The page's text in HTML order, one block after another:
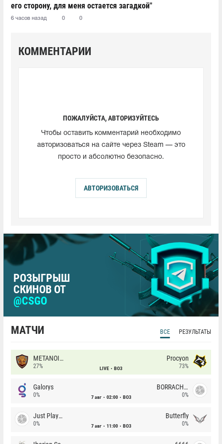
его сторону, для меня остается загадкой"
6 часов назад 0 0
КОММЕНТАРИИ
ПОЖАЛУЙСТА, АВТОРИЗУЙТЕСЬ
Чтобы оставить комментарий необходимо
авторизоваться на сайте через Steam — это
просто и абсолютно безопасно.
АВТОРИЗОВАТЬСЯ
РОЗЫГРЫШ
СКИНОВ ОТ
@CSGO
МАТЧИ ВСЕ РЕЗУЛЬТАТЫ
METANOIA Wolves
27% LIVE BO3
Procyon
73%
Galorys
0% 7 авг 02:00 BO3
BORRACHEIROS
0%
Just Players
0% 7 авг 11:00 BO3
Butterfly
0%